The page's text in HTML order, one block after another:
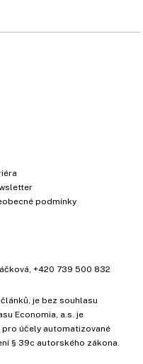
podmínky
+420 739 500 832
je bez souhlasu
Economia, a.s. je
účely automatizované
§ 39c autorského zákona.